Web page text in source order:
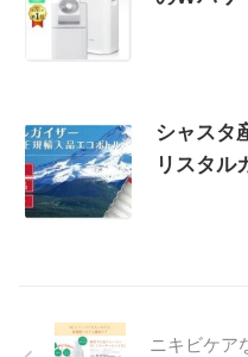
シャスタ
リスタル
ニキビケア